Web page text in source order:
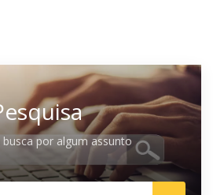
busca por algum assunto